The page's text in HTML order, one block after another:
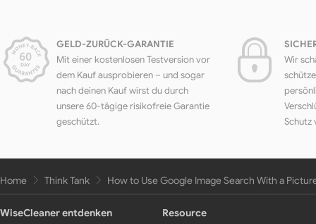
GELD-ZURÜCK-GARANTIE
Mit einer kostenlosen Testversion vor
dem Kauf ausprobieren – und sogar
nach deinen Kauf wirst du durch
unsere 60-tägige risikofreie Garantie
geschützt.
Wir
Schutz
Home Think Tank How to Use Google Image Search With a
WiseCleaner entdenken
Resource